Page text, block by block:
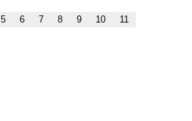
5 6 7 8 9 10 11